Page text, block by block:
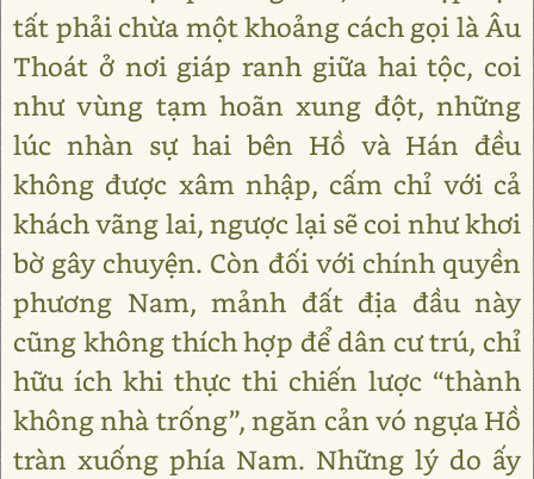
tất phải chừa một khoảng cách gọi là Âu
Thoát ở nơi giáp ranh giữa hai tộc, coi
như vùng tạm hoãn xung đột, những
lúc nhàn sự hai bên Hồ và Hán đều
không được xâm nhập, cấm chỉ với cả
khách vãng lai, ngược lại sẽ coi như khơi
bờ gây chuyện. Còn đối với chính quyền
phương Nam, mảnh đất địa đầu này
cũng không thích hợp để dân cư trú, chỉ
hữu ích khi thực thi chiến lược “thành
không nhà trống”, ngăn cản vó ngựa Hồ
tràn xuống phía Nam. Những lý do ấy